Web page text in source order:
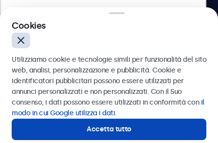
Italiano
Inviare
Oppure chiamaci al
Contatta i nostri esperti
Cookies
Utilizziamo cookie e tecnologie simili per funzionalità del sito
web, analisi, personalizzazione e pubblicità. Cookie e
identificatori pubblicitari possono essere utilizzati per
annunci personalizzati e non personalizzati. Con il Suo
consenso, i dati possono essere utilizzati in conformità con il
modo in cui Google utilizza i dati.
Accetta tutto